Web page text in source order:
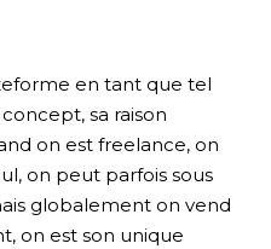
en tant que tel
sa raison
on est freelance, on
on peut parfois sous
globalement on vend
on est son unique